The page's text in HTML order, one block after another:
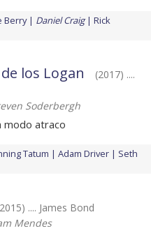
Berry Daniel Craig
Rick
los Logan
(2017) ....
Soderbergh
modo atraco
Tatum Adam Driver
Seth
.... James Bond
Mendes